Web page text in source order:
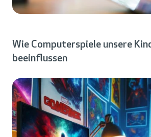
Wie Computerspiele unsere
beeinflussen